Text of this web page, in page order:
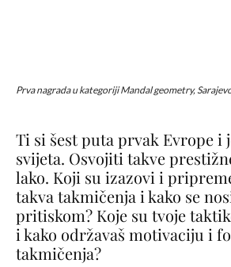
Prva nagrada u kategoriji Mandal geometry,
Ti si šest puta prvak Evrope i
svijeta. Osvojiti takve
lako. Koji su izazovi i
takva takmičenja i kako se
pritiskom? Koje su tvoje
i kako održavaš motivaciju i
takmičenja?